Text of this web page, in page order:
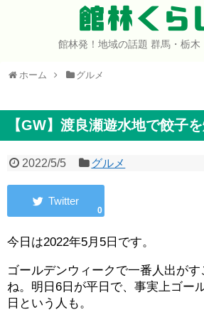
館林くら
館林発！地域の話題 群馬・栃木
ホーム グルメ
【GW】渡良瀬遊水地で餃子
2022/5/5 グルメ
0
今日は2022年5月5日です。
ゴールデンウィークで一番人出が
ね。明日6日が平日で、事実上ゴー
日という人も。
ホーム
イベント
グルメ
コミュニティ
宇宙よりも遠い場所